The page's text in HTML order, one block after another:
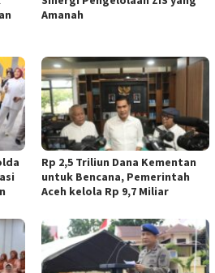
Amanah
Rp 2,5 Triliun Dana Kementan
untuk Bencana, Pemerintah
Aceh kelola Rp 9,7 Miliar